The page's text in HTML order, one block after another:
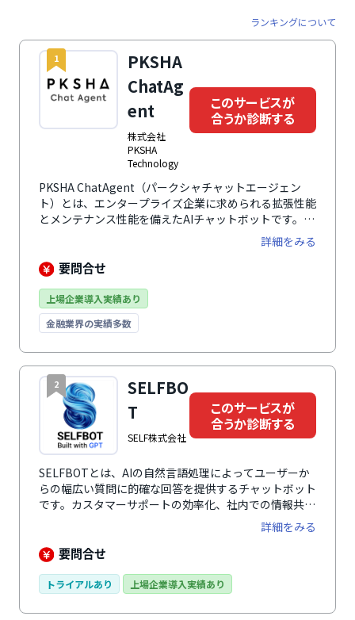
ランキングについて
1
PKSHA
ChatAg
ent
株式会社
PKSHA
Technology
このサービスが
合うか診断する
PKSHA ChatAgent（パークシャチャットエージェン
ト）とは、エンタープライズ企業に求められる拡張性能
とメンテナンス性能を備えたAIチャットボットです。株
式会社PKSHA Technologyが開発した高精度な日本語
特化NLPアルゴリズムを搭載し、高い拡張性による手軽
なメンテナンスで、顧客との対話効率化を支援します。
詳細をみる
要問合せ
上場企業導入実績あり
金融業界の実績多数
2
SELFBO
T
SELF株式会社
このサービスが
合うか診断する
SELFBOTとは、AIの自然言語処理によってユーザーか
らの幅広い質問に的確な回答を提供するチャットボット
です。カスタマーサポートの効率化、社内での情報共
有、業務効率化などさまざまな用途に活用できます。AI
の学習データとなる資料（ファイル、WebページURL
など）があれば、企業固有の情報に特化したチャットボ
グサポートが付くため、特別な知識などがなくても導入
詳細をみる
要問合せ
トライアルあり 上場企業導入実績あり